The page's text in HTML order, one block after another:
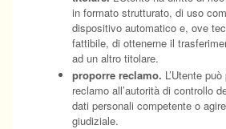
in formato strutturato, di uso
dispositivo automatico e, ove
fattibile, di ottenerne il
ad un altro titolare.
proporre reclamo. L’Utente
reclamo all’autorità di controllo
dati personali competente o
giudiziale.